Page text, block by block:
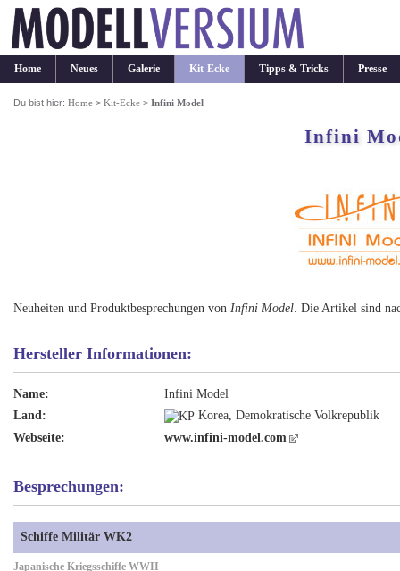
Home Neues Galerie Kit-Ecke Tipps & Tricks Presse
Du bist hier:Home >Kit-Ecke >Infini Model
Infini
Neuheiten und Produktbesprechungen von Infini Model . Die Artikel sind
Hersteller Informationen:
Name:
Infini Model
Land:
Korea, Demokratische Volkrepublik
Webseite:
www.infini-model.com
Besprechungen:
Schiffe Militär WK2
Japanische Kriegsschiffe WWII